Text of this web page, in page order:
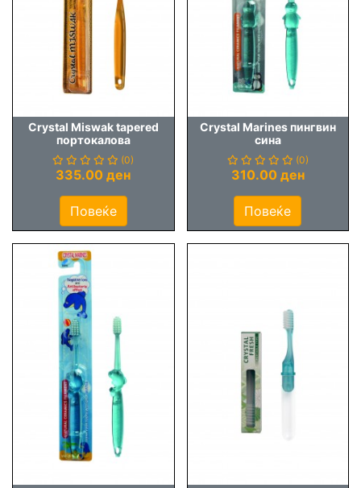
Crystal Miswak tapered
портокалова
(0)
335.00 ден
Повеќе
Crystal Marines пингвин
сина
(0)
310.00 ден
Повеќе